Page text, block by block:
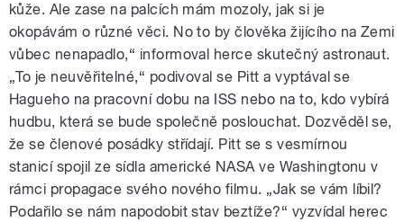
kůže. Ale zase na palcích mám mozoly, jak si je
okopávám o různé věci. No to by člověka žijícího na Zemi
vůbec nenapadlo,“ informoval herce skutečný astronaut.
„To je neuvěřitelné,“ podivoval se Pitt a vyptával se
Hagueho na pracovní dobu na ISS nebo na to, kdo vybírá
hudbu, která se bude společně poslouchat. Dozvěděl se,
že se členové posádky střídají. Pitt se s vesmírnou
stanicí spojil ze sídla americké NASA ve Washingtonu v
rámci propagace svého nového filmu. „Jak se vám líbil?
Podařilo se nám napodobit stav beztíže?“ vyzvídal herec